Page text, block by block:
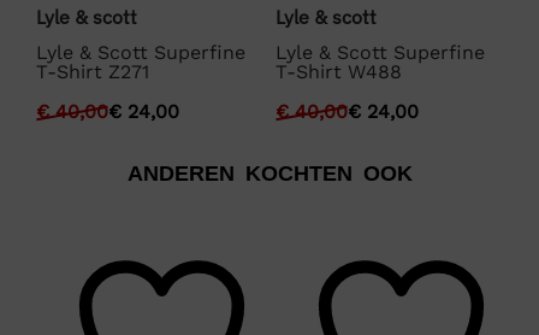
Lyle & scott
Lyle & Scott Superfine
T-Shirt Z271
€40,00€ 24,00
Lyle & scott
Lyle & Scott Superfine
T-Shirt W488
€40,00€ 24,00
ANDEREN KOCHTEN OOK